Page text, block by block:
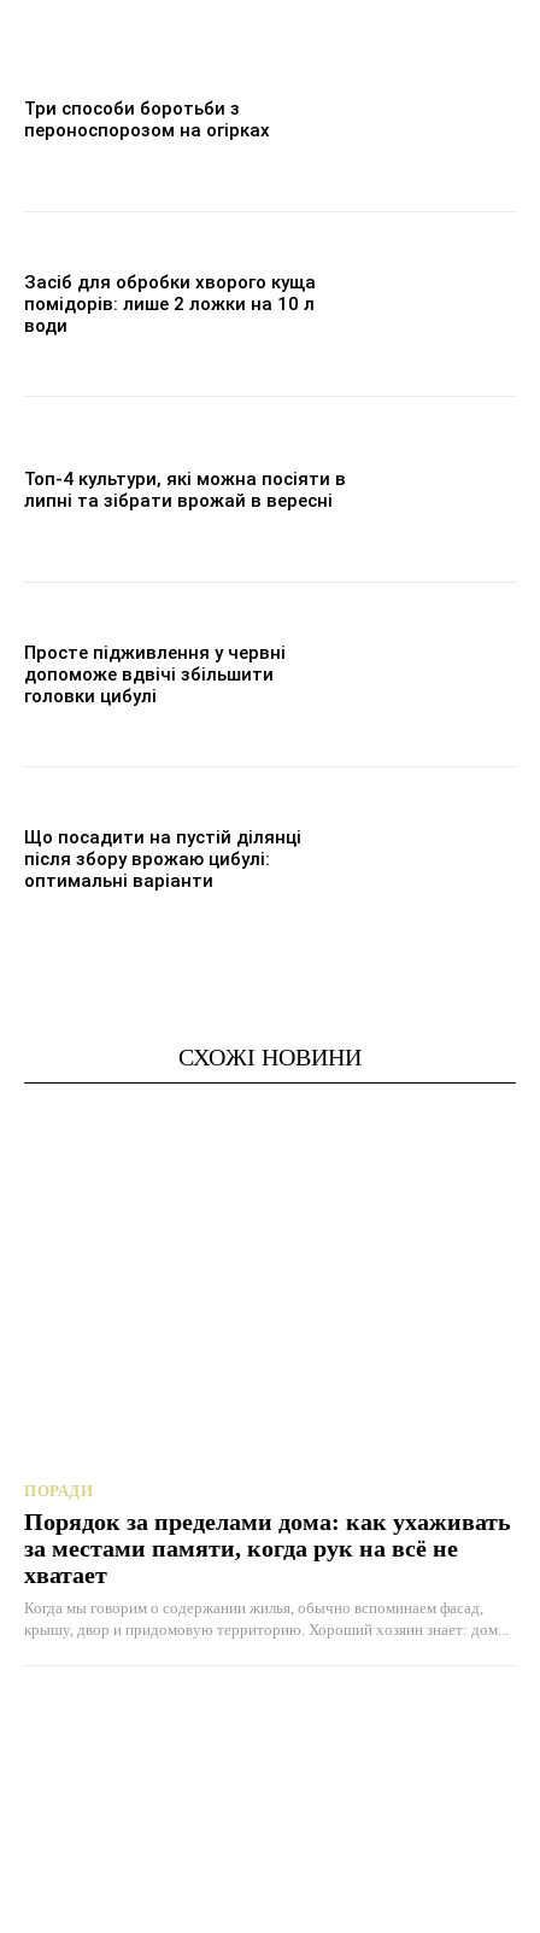
Три способи боротьби з
пероноспорозом на огірках
Засіб для обробки хворого куща
помідорів: лише 2 ложки на 10 л
води
Топ-4 культури, які можна посіяти в
липні та зібрати врожай в вересні
Просте підживлення у червні
допоможе вдвічі збільшити
головки цибулі
Що посадити на пустій ділянці
після збору врожаю цибулі:
оптимальні варіанти
СХОЖІ НОВИНИ
ПОРАДИ
Порядок за пределами дома: как ухаживать
за местами памяти, когда рук на всё не
хватает
Когда мы говорим о содержании жилья, обычно вспоминаем фасад,
крышу, двор и придомовую территорию. Хороший хозяин знает: дом...